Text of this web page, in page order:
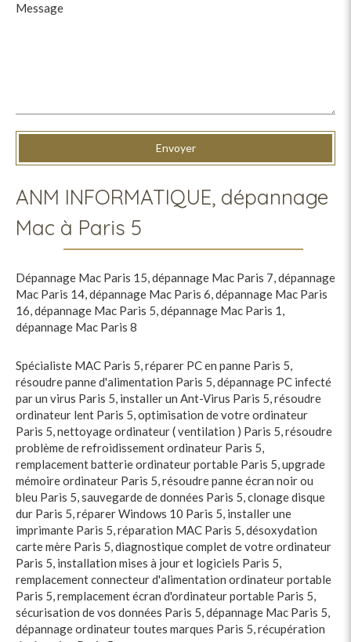
Message
Envoyer
ANM INFORMATIQUE, dépannage
Mac à Paris 5
Dépannage Mac Paris 15,dépannage Mac Paris 7,dépannage
Mac Paris 14,dépannage Mac Paris 6,dépannage Mac Paris
16,dépannage Mac Paris 5,dépannage Mac Paris 1,
dépannage Mac Paris 8
Spécialiste MAC Paris 5,réparer PC en panne Paris 5,
résoudre panne d'alimentation Paris 5,dépannage PC infecté
par un virus Paris 5, installer un Ant-Virus Paris 5,résoudre
ordinateur lent Paris 5,optimisation de votre ordinateur
Paris 5,nettoyage ordinateur ( ventilation ) Paris 5,résoudre
problème de refroidissement ordinateur Paris 5,
remplacement batterie ordinateur portable Paris 5,upgrade
mémoire ordinateur Paris 5,résoudre panne écran noir ou
bleu Paris 5,sauvegarde de données Paris 5,clonage disque
dur Paris 5,réparer Windows 10 Paris 5, installer une
imprimante Paris 5,réparation MAC Paris 5,désoxydation
carte mère Paris 5,diagnostique complet de votre ordinateur
Paris 5, installation mises à jour et logiciels Paris 5,
remplacement connecteur d'alimentation ordinateur portable
Paris 5,remplacement écran d'ordinateur portable Paris 5,
sécurisation de vos données Paris 5,dépannage Mac Paris 5,
dépannage ordinateur toutes marques Paris 5,récupération